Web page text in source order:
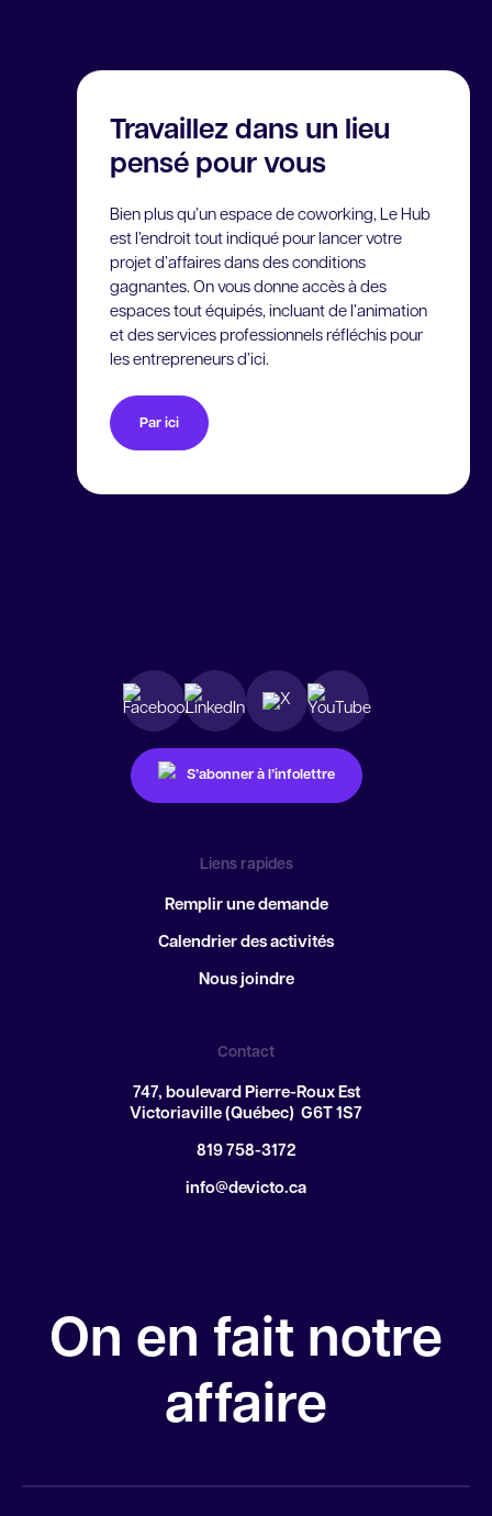
Travaillez dans un lieu
pensé pour vous
Bien plus qu’un espace de coworking, Le Hub
est l’endroit tout indiqué pour lancer votre
projet d’affaires dans des conditions
gagnantes. On vous donne accès à des
espaces tout équipés, incluant de l’animation
et des services professionnels réfléchis pour
les entrepreneurs d’ici.
Par ici
S’abonner à l’infolettre
Liens rapides
Remplir une demande
Calendrier des activités
Nous joindre
Contact
747, boulevard Pierre-Roux Est
Victoriaville (Québec) G6T 1S7
819 758-3172
info@devicto.ca
On en fait notre
affaire